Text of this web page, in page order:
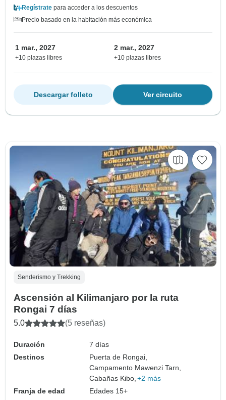
Regístrate para acceder a los descuentos
Precio basado en la habitación más económica
1 mar., 2027
+10 plazas libres
2 mar., 2027
+10 plazas libres
Ver circuito
Descargar folleto
Senderismo y Trekking
Ascensión al Kilimanjaro por la ruta
Rongai 7 días
5.0 (5 reseñas)
Duración
7 días
Destinos
Puerta de Rongai,
Campamento Mawenzi Tarn,
Cabañas Kibo, +2 más
Franja de edad
Edades 15+